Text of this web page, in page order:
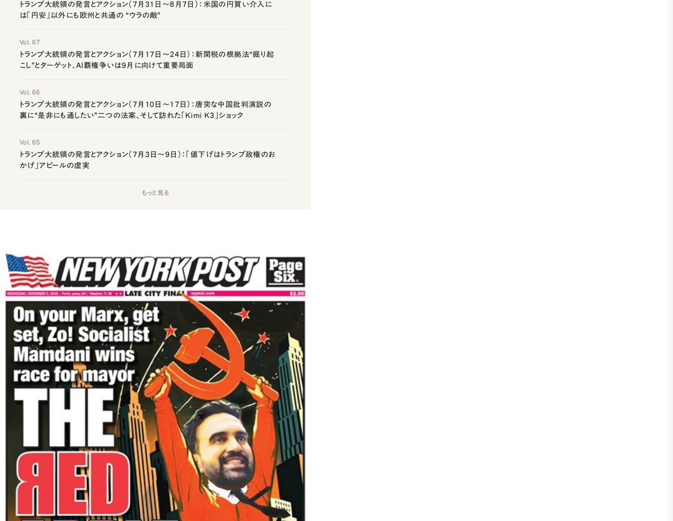
トランプ大統領の発言とアクション（7月31日～8月7日）：米国の円買い介入に
は「円安」以外にも欧州と共通の “ウラの敵”
Vol. 67
トランプ大統領の発言とアクション（7月17日～24日）：新関税の根拠法“掘り起
こし”とターゲット、AI覇権争いは9月に向けて重要局面
Vol. 66
トランプ大統領の発言とアクション（7月10日～17日）：唐突な中国批判演説の
裏に“是非にも通したい”二つの法案、そして訪れた「Kimi K3」ショック
Vol. 65
トランプ大統領の発言とアクション（7月3日～9日）：「値下げはトランプ政権のお
かげ」アピールの虚実
もっと見る